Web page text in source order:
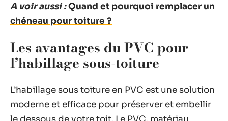
A voir aussi :Quand et pourquoi remplacer un
chéneau pour toiture ?
Les avantages du PVC pour
l’habillage sous-toiture
L’habillage sous toiture en PVC est une solution
moderne et efficace pour préserver et embellir